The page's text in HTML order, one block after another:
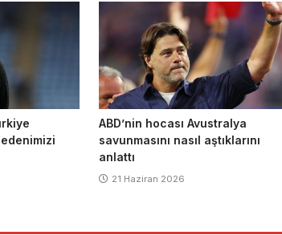
ABD’nin hocası Avustralya
savunmasını nasıl aştıklarını
anlattı
21 Haziran 2026